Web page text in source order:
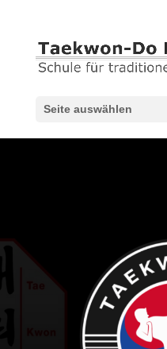
Seite auswählen